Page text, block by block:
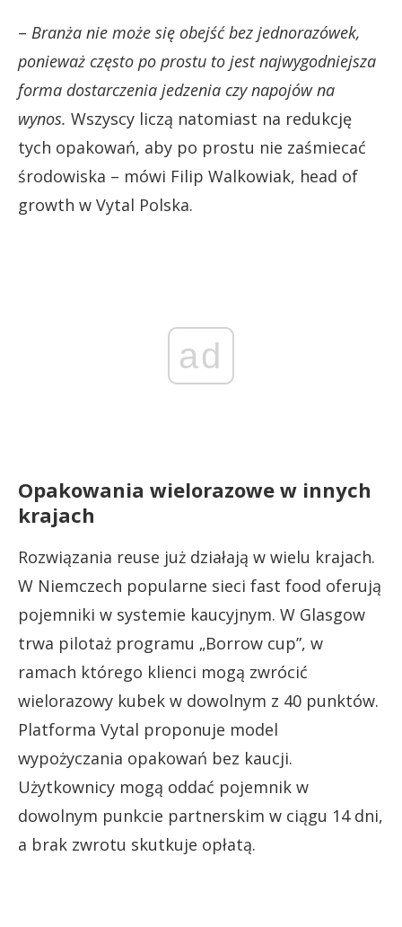
– Branża nie może się obejść bez jednorazówek,
ponieważ często po prostu to jest najwygodniejsza
forma dostarczenia jedzenia czy napojów na
wynos. Wszyscy liczą natomiast na redukcję
tych opakowań, aby po prostu nie zaśmiecać
środowiska – mówi Filip Walkowiak, head of
growth w Vytal Polska.
ad
Opakowania wielorazowe w innych
krajach
Rozwiązania reuse już działają w wielu krajach.
W Niemczech popularne sieci fast food oferują
pojemniki w systemie kaucyjnym. W Glasgow
trwa pilotaż programu „Borrow cup”, w
ramach którego klienci mogą zwrócić
wielorazowy kubek w dowolnym z 40 punktów.
Platforma Vytal proponuje model
wypożyczania opakowań bez kaucji.
Użytkownicy mogą oddać pojemnik w
dowolnym punkcie partnerskim w ciągu 14 dni,
a brak zwrotu skutkuje opłatą.